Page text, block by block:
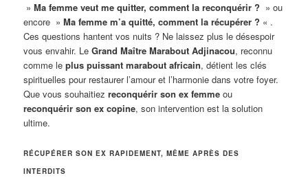
»Ma femme veut me quitter, comment la reconquérir ? » ou
encore »Ma femme m’a quitté, comment la récupérer ? « .
Ces questions hantent vos nuits ? Ne laissez plus le désespoir
vous envahir. LeGrand Maître Marabout Adjinacou, reconnu
comme leplus puissant marabout africain, détient les clés
spirituelles pour restaurer l’amour et l’harmonie dans votre foyer.
Que vous souhaitiezreconquérir son ex femme ou
reconquérir son ex copine, son intervention est la solution
ultime.
RÉCUPÉRER SON EX RAPIDEMENT, MÊME APRÈS DES
INTERDITS